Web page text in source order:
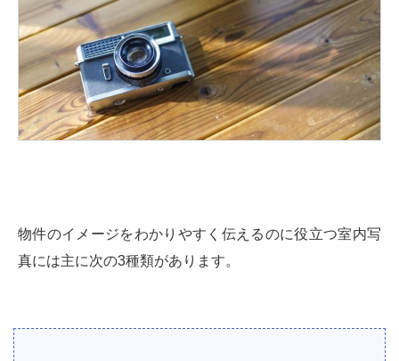
物件のイメージをわかりやすく伝えるのに役立つ室内写
真には主に次の3種類があります。